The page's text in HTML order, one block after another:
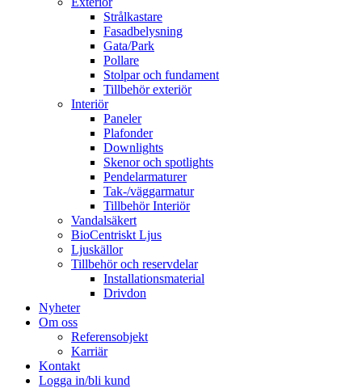
Strålkastare
Fasadbelysning
Gata/Park
Pollare
Stolpar och fundament
Tillbehör exteriör
Interiör
Paneler
Plafonder
Downlights
Skenor och spotlights
Pendelarmaturer
Tak-/väggarmatur
Tillbehör Interiör
Vandalsäkert
BioCentriskt Ljus
Ljuskällor
Tillbehör och reservdelar
Installationsmaterial
Drivdon
Nyheter
Om oss
Referensobjekt
Karriär
Kontakt
Logga in/bli kund